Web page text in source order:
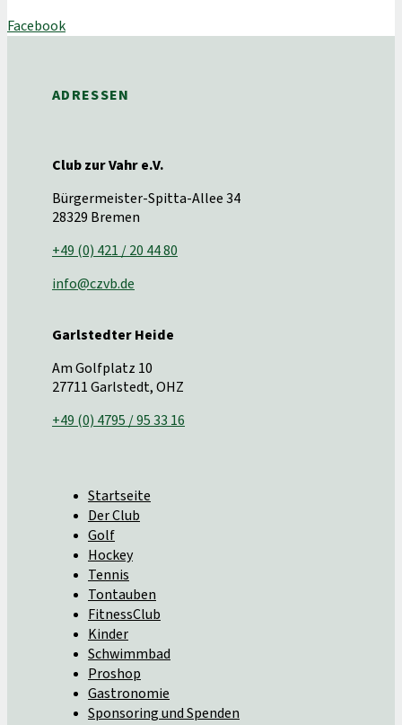
Facebook
ADRESSEN
Club zur Vahr e.V.
Bürgermeister-Spitta-Allee 34
28329 Bremen
+49 (0) 421 / 20 44 80
info@czvb.de
Garlstedter Heide
Am Golfplatz 10
27711 Garlstedt, OHZ
+49 (0) 4795 / 95 33 16
Startseite
Der Club
Golf
Hockey
Tennis
Tontauben
FitnessClub
Kinder
Schwimmbad
Proshop
Gastronomie
Sponsoring und Spenden